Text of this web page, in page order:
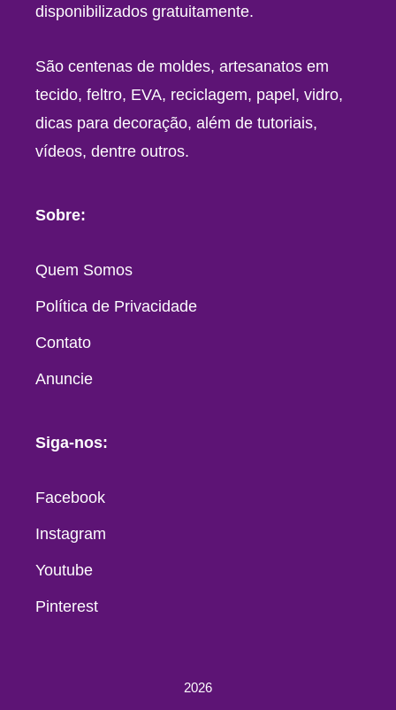
disponibilizados gratuitamente.
São centenas de moldes, artesanatos em
tecido, feltro, EVA, reciclagem, papel, vidro,
dicas para decoração, além de tutoriais,
vídeos, dentre outros.
Sobre:
Quem Somos
Política de Privacidade
Contato
Anuncie
Siga-nos:
Facebook
Instagram
Youtube
Pinterest
2026